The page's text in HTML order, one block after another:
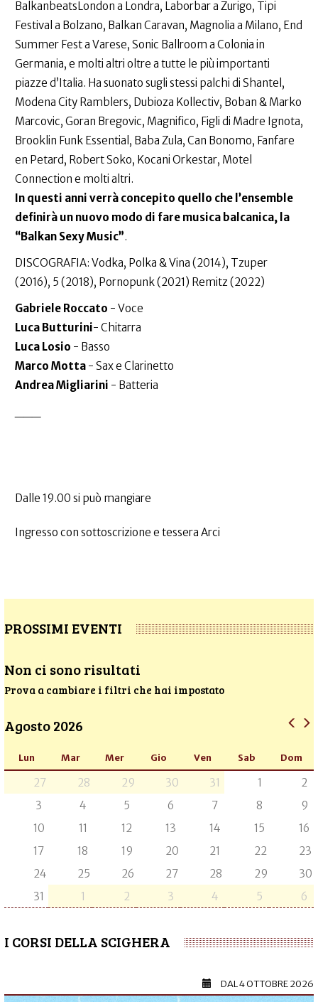
BalkanbeatsLondon a Londra, Laborbar a Zurigo, Tipi
Festival a Bolzano, Balkan Caravan, Magnolia a Milano, End
Summer Fest a Varese, Sonic Ballroom a Colonia in
Germania, e molti altri oltre a tutte le più importanti
piazze d’Italia. Ha suonato sugli stessi palchi di Shantel,
Modena City Ramblers, Dubioza Kollectiv, Boban & Marko
Marcovic, Goran Bregovic, Magnifico, Figli di Madre Ignota,
Brooklin Funk Essential, Baba Zula, Can Bonomo, Fanfare
en Petard, Robert Soko, Kocani Orkestar, Motel
Connection e molti altri.
In questi anni verrà concepito quello che l’ensemble
definirà un nuovo modo di fare musica balcanica, la
“Balkan Sexy Music”.
DISCOGRAFIA: Vodka, Polka & Vina (2014), Tzuper
(2016), 5 (2018), Pornopunk (2021) Remitz (2022)
Gabriele Roccato - Voce
Luca Butturini- Chitarra
Luca Losio - Basso
Marco Motta - Sax e Clarinetto
Andrea Migliarini - Batteria
Dalle 19.00 si può mangiare
Ingresso con sottoscrizione e tessera Arci
PROSSIMI EVENTI
Non ci sono risultati
Prova a cambiare i filtri che hai impostato
Agosto 2026
Lun Mar Mer Gio Ven Sab Dom
27 28 29 30 31 1
2
3
4 5 6 7 8
9
10
11 12 13 14 15
16
17
18 19 20 21 22
23
24
25 26 27 28 29
30
31
1 2 3 4 5 6
I CORSI DELLA SCIGHERA
DAL4 OTTOBRE 2026